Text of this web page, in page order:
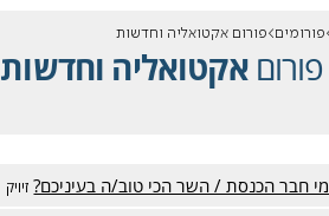
פורומים פורום אקטואליה וחדשות
פורוםאקטואליה וחדשות
מי חבר הכנסת / השר הכי טוב/ה בעיניכם? זיויק